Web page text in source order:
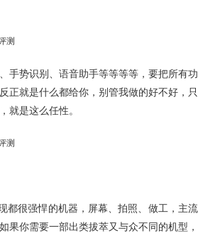
手势识别、语音助手等等等等，要把所有功
正就是什么都给你，别管我做的好不好，只
就是这么任性。
都很强悍的机器，屏幕、拍照、做工，主流
果你需要一部出类拔萃又与众不同的机型，